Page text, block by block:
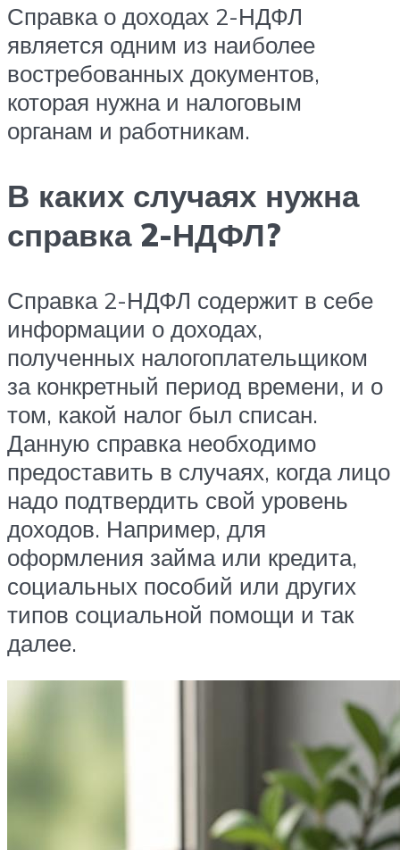
Справка о доходах 2-НДФЛ
является одним из наиболее
востребованных документов,
которая нужна и налоговым
органам и работникам.
В каких случаях нужна
справка 2-НДФЛ?
Справка 2-НДФЛ содержит в себе
информации о доходах,
полученных налогоплательщиком
за конкретный период времени, и о
том, какой налог был списан.
Данную справка необходимо
предоставить в случаях, когда лицо
надо подтвердить свой уровень
доходов. Например, для
оформления займа или кредита,
социальных пособий или других
типов социальной помощи и так
далее.